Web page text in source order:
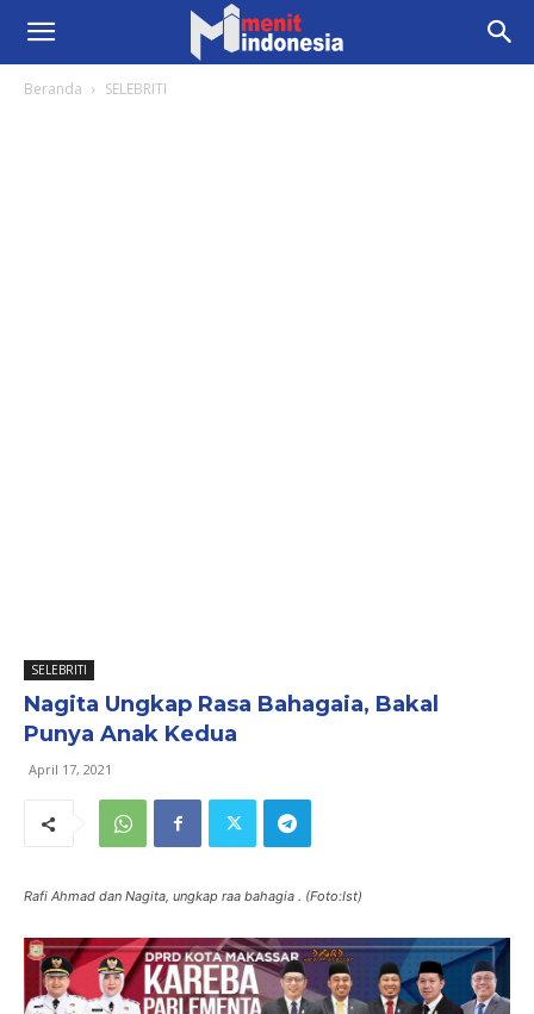
Beranda SELEBRITI
SELEBRITI
Nagita Ungkap Rasa Bahagaia, Bakal
Punya Anak Kedua
April 17, 2021
Rafi Ahmad dan Nagita, ungkap raa bahagia . (Foto:Ist)